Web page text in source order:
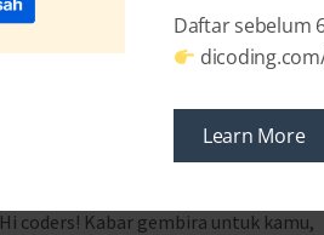
DICODING INDONESIA
Pendaftaran Google Skills
Arcade Fasilitator 2026
Resmi Dibuka!
Hi coders! Kabar gembira untuk kamu,
Daftar sebelum
Learn More